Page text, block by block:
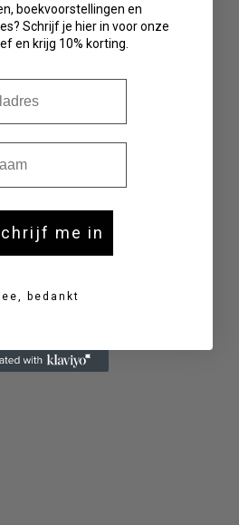
boekvoorstellingen en
Schrijf je hier in voor onze
en krijg 10% korting.
me in
bedankt